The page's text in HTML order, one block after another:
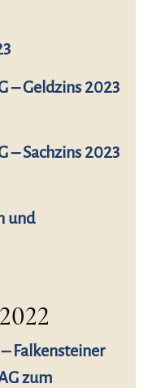
– Geldzins 2023
– Sachzins 2023
und
Falkensteiner
zum